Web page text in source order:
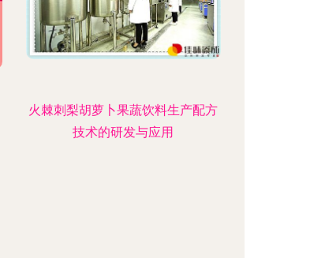
火棘刺梨胡萝卜果蔬饮料生产配方
技术的研发与应用